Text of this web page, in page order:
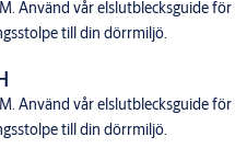
Använd vår elslutblecksguide för
till din dörrmiljö.
Använd vår elslutblecksguide för
till din dörrmiljö.